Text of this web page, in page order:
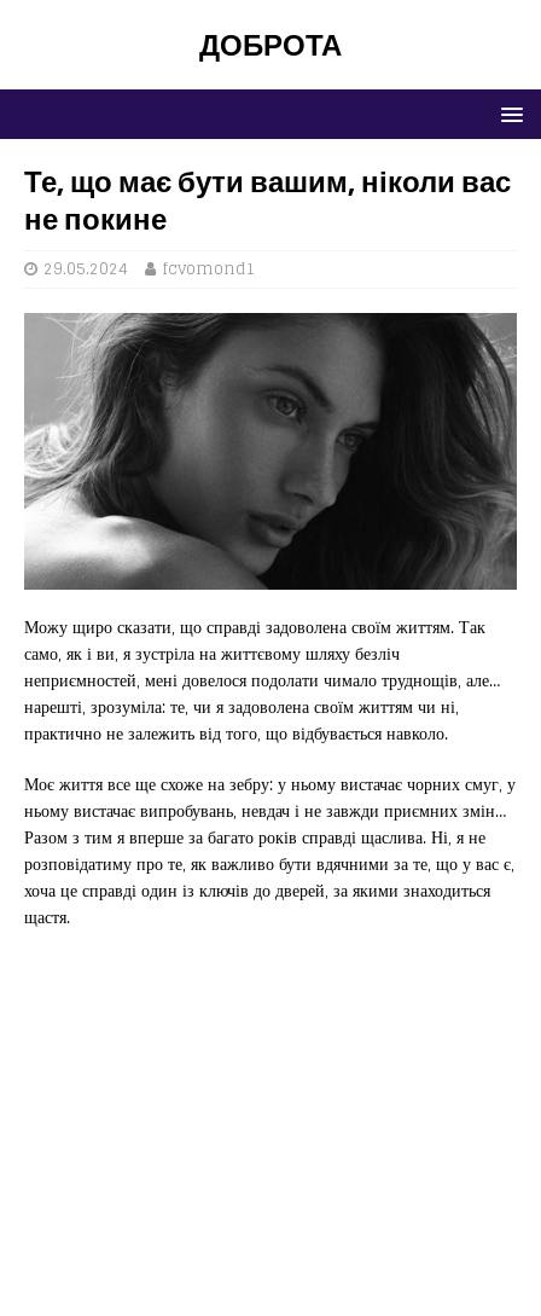
ДОБРОТА
Те, що має бути вашим, ніколи вас
не покине
29.05.2024 fcvomond1
Можу щиро сказати, що справді задоволена своїм життям. Так
само, як і ви, я зустріла на життєвому шляху безліч
неприємностей, мені довелося подолати чимало труднощів, але…
нарешті, зрозуміла: те, чи я задоволена своїм життям чи ні,
практично не залежить від того, що відбувається навколо.
Моє життя все ще схоже на зебру: у ньому вистачає чорних смуг, у
ньому вистачає випробувань, невдач і не завжди приємних змін…
Разом з тим я вперше за багато років справді щаслива. Ні, я не
розповідатиму про те, як важливо бути вдячними за те, що у вас є,
хоча це справді один із ключів до дверей, за якими знаходиться
щастя.